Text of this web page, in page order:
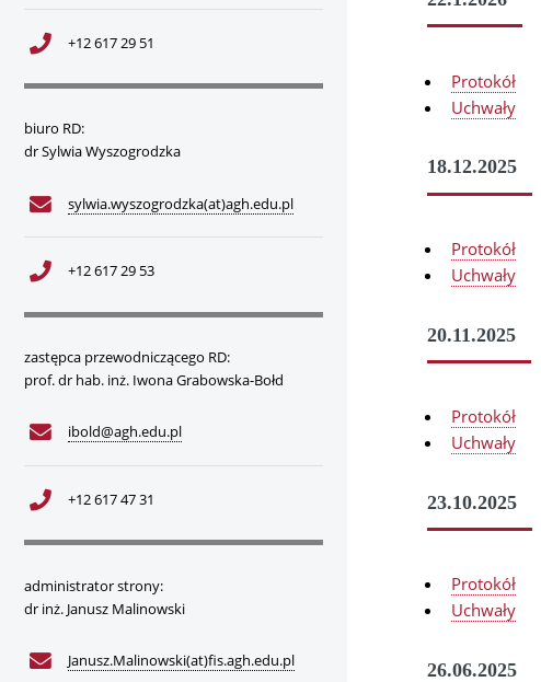
Protokół
Uchwały
18.12.2025
Protokół
Uchwały
20.11.2025
Protokół
Uchwały
23.10.2025
Protokół
Uchwały
26.06.2025
+12 617 29 51
biuro RD:
dr Sylwia Wyszogrodzka
sylwia.wyszogrodzka(at)agh.edu.pl
+12 617 29 53
zastępca przewodniczącego RD:
prof. dr hab. inż. Iwona Grabowska-Bołd
ibold@agh.edu.pl
+12 617 47 31
administrator strony:
dr inż. Janusz Malinowski
Janusz.Malinowski(at)fis.agh.edu.pl